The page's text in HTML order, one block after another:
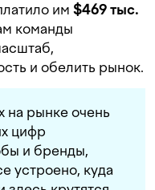
им $469 тыс.
команды
и обелить рынок.
на рынке очень
цифр
и бренды,
устроено, куда